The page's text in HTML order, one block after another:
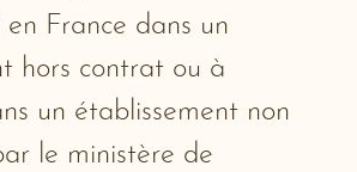
France dans un
hors contrat ou à
un établissement non
le ministère de